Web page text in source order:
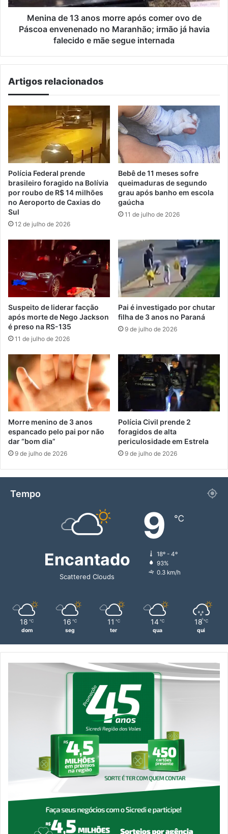
de
Páscoa
envenenado
irmão
havia
internada
Menina de 13 anos morre após comer ovo de
Páscoa envenenado no Maranhão; irmão já havia
falecido e mãe segue internada
Artigos relacionados
Polícia Federal prende
brasileiro foragido na Bolívia
por roubo de R$ 14 milhões
no Aeroporto de Caxias do
Sul
12 de julho de 2026
Bebê de 11 meses sofre
queimaduras de segundo
grau após banho em escola
gaúcha
11 de julho de 2026
Suspeito de liderar facção
após morte de Nego Jackson
é preso na RS-135
11 de julho de 2026
Pai é investigado por chutar
filha de 3 anos no Paraná
9 de julho de 2026
Morre menino de 3 anos
espancado pelo pai por não
dar “bom dia”
9 de julho de 2026
Polícia Civil prende 2
foragidos de alta
periculosidade em Estrela
9 de julho de 2026
Tempo
Encantado
Scattered Clouds
9 ℃
18º - 4º
93%
0.3 km/h
18 ℃
dom
16 ℃
seg
11 ℃
ter
14 ℃
qua
18 ℃
qui